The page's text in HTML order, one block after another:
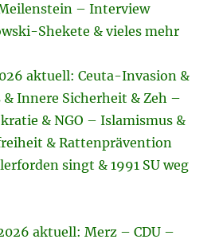
– Interview
Shekete & vieles mehr
aktuell: Ceuta-Invasion &
& Innere Sicherheit & Zeh –
& NGO – Islamismus &
& Rattenprävention
singt & 1991 SU weg
aktuell: Merz – CDU –